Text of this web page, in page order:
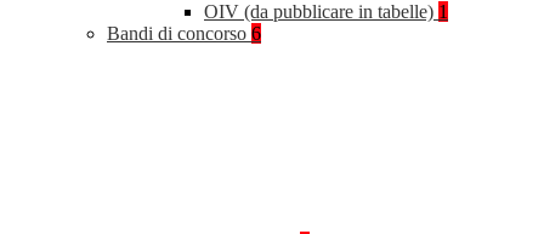
OIV (da pubblicare in tabelle) 1
Bandi di concorso 6